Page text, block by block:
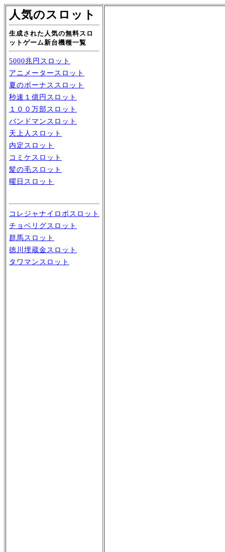
人気のスロット
生成された人気の無料スロ
ットゲーム新台機種一覧
5000兆円スロット
アニメータースロット
夏のボーナススロット
秒速１億円スロット
１００万部スロット
バンドマンスロット
天上人スロット
内定スロット
コミケスロット
髪の毛スロット
曜日スロット
コレジャナイロボスロット
チョベリグスロット
群馬スロット
徳川埋蔵金スロット
タワマンスロット